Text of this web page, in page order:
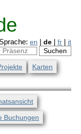
Sprache: en de fr it
Karten
Buchungen